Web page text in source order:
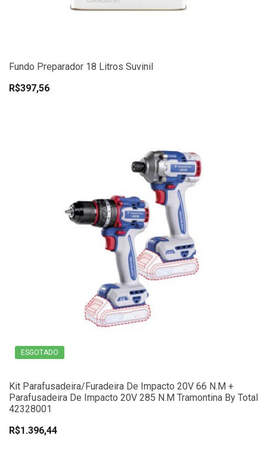
Fundo Preparador 18 Litros Suvinil
R$397,56
ESGOTADO
Kit Parafusadeira/Furadeira De Impacto 20V 66 N.m +
Parafusadeira De Impacto 20V 285 N.m Tramontina By Total
42328001
R$1.396,44